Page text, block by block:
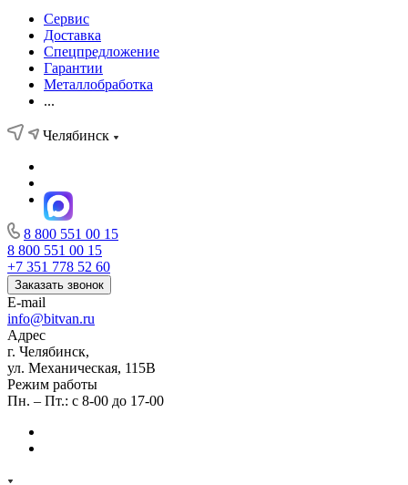
Сервис
Доставка
Спецпредложение
Гарантии
Металлобработка
...
Челябинск
8 800 551 00 15
8 800 551 00 15
+7 351 778 52 60
Заказать звонок
E-mail
info@bitvan.ru
Адрес
г. Челябинск,
ул. Механическая, 115В
Режим работы
Пн. – Пт.: с 8-00 до 17-00